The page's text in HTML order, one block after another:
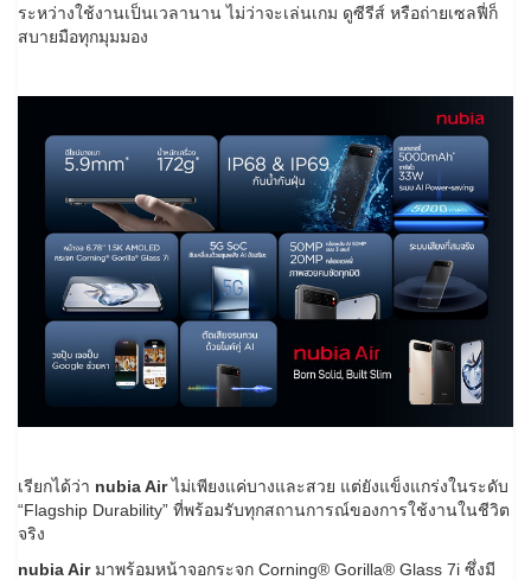
ระหว่างใช้งานเป็นเวลานาน ไม่ว่าจะเล่นเกม ดูซีรีส์ หรือถ่ายเซลฟี่ก็
สบายมือทุกมุมมอง
เรียกได้ว่า nubia Airไม่เพียงแค่บางและสวย แต่ยังแข็งแกร่งในระดับ
“Flagship Durability” ที่พร้อมรับทุกสถานการณ์ของการใช้งานในชีวิต
จริง
nubia Airมาพร้อมหน้าจอกระจก Corning® Gorilla® Glass 7i ซึ่งมี